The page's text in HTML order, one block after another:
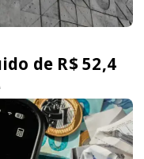
de R$ 52,4